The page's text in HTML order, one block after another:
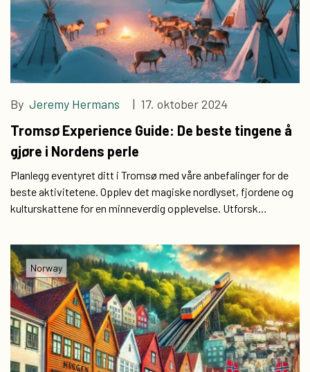
By Jeremy Hermans | 17. oktober 2024
Tromsø Experience Guide: De beste tingene å
gjøre i Nordens perle
Planlegg eventyret ditt i Tromsø med våre anbefalinger for de
beste aktivitetene. Opplev det magiske nordlyset, fjordene og
kulturskattene for en minneverdig opplevelse. Utforsk
Norway